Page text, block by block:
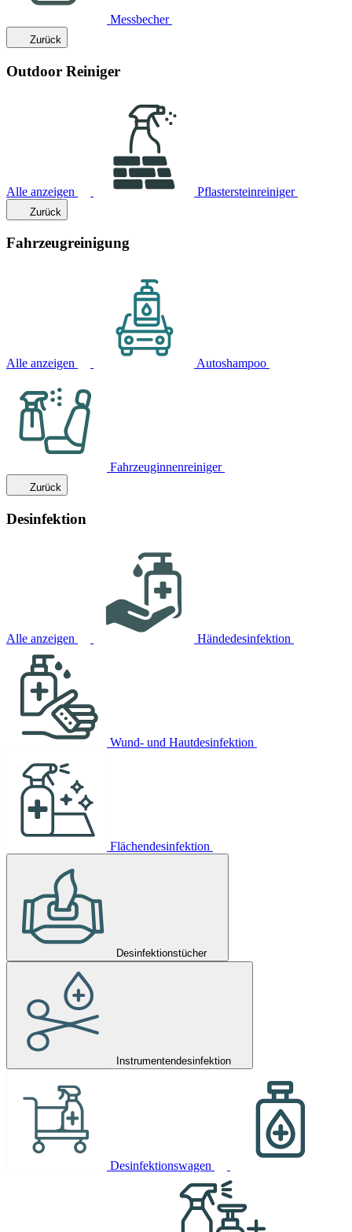
Messbecher
Zurück
Outdoor Reiniger
Alle anzeigen Pflastersteinreiniger
Zurück
Fahrzeugreinigung
Alle anzeigen Autoshampoo
Fahrzeuginnenreiniger
Zurück
Desinfektion
Alle anzeigen Händedesinfektion
Wund- und Hautdesinfektion
Flächendesinfektion
Desinfektionstücher
Instrumentendesinfektion
Desinfektionswagen